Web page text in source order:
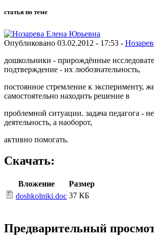
статья по теме
Опубликовано 03.02.2012 - 17:53 -
дошкольники - прирождённые
подтверждение - их любознательность,
постоянное стремление к эксперименту,
самостоятельно находить решение в
проблемной ситуации. задача педагога -
деятельность, а наоборот,
активно помогать.
Скачать:
Вложение
Размер
doshkolniki.doc 37 КБ
Предварительный